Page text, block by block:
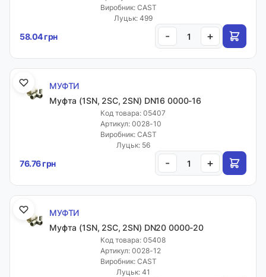
Виробник: CAST
Луцьк: 499
58.04 грн - +
МУФТИ
Муфта (1SN, 2SC, 2SN) DN16 0000-16
Код товара: 05407
Артикул: 0028-10
Виробник: CAST
Луцьк: 56
76.76 грн - +
МУФТИ
Муфта (1SN, 2SC, 2SN) DN20 0000-20
Код товара: 05408
Артикул: 0028-12
Виробник: CAST
Луцьк: 41